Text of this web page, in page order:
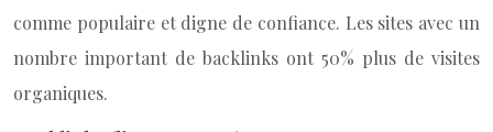
comme populaire et digne de confiance. Les sites avec un
nombre important de backlinks ont 50% plus de visites
organiques.